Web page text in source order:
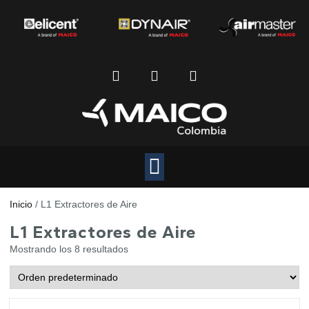
Inicio / L1 Extractores de Aire
L1 Extractores de Aire
Mostrando los 8 resultados